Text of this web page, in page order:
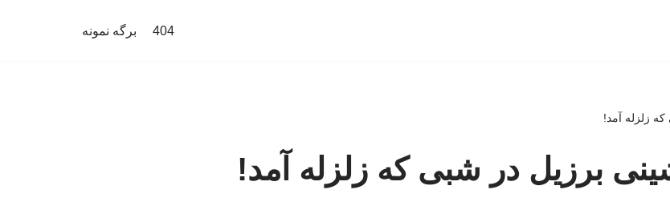
404 برگه نمونه
زلزله آمد!
برزیل در شبی که زلزله آمد!